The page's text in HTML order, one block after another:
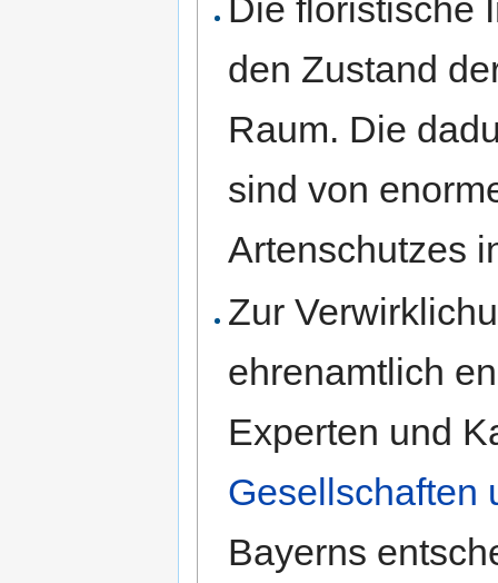
Die floristische
den Zustand
Raum. Die
sind von
Artenschutzes
Zur
ehrenamtlich
Experten und
Gesellschaften
Bayerns